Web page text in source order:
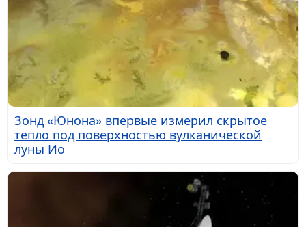
Зонд «Юнона» впервые измерил скрытое
тепло под поверхностью вулканической
луны Ио